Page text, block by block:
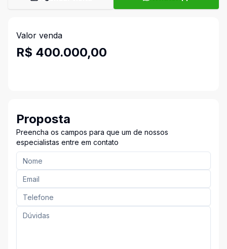
Valor venda
R$ 400.000,00
Proposta
Preencha os campos para que um de nossos
especialistas entre em contato